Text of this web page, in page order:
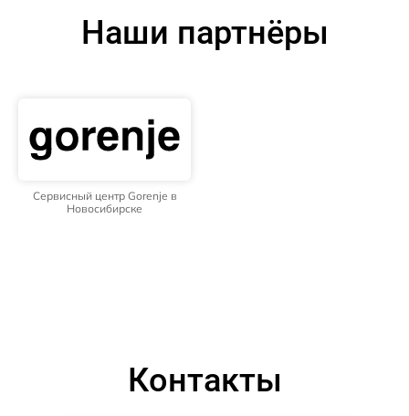
Наши партнёры
Сервисный центр Gorenje в
Новосибирске
Контакты